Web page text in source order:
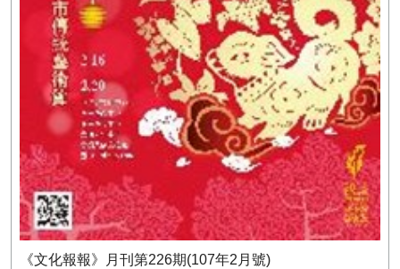
《文化報報》月刊第226期(107年2月號)